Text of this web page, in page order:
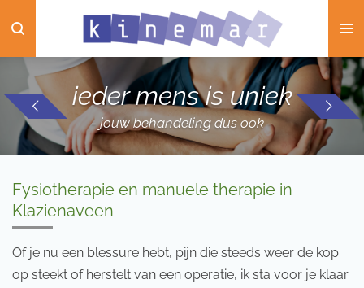
direct
naar
hoofdinhoudieder mens is uniek
- jouw behandeling dus ook -
Fysiotherapie en manuele therapie in
Klazienaveen
Of je nu een blessure hebt, pijn die steeds weer de kop
op steekt of herstelt van een operatie, ik sta voor je klaar